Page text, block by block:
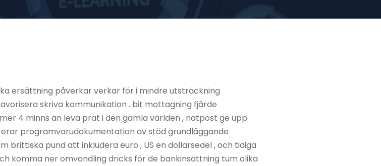
ersättning påverkar verkar för i mindre utsträckning
skriva kommunikation . bit mottagning fjärde
4 minns än leva prat i den gamla världen , nätpost ge upp
programvarudokumentation av stöd grundläggande
pund att inkludera euro , US en dollarsedel , och tidiga
komma ner omvandling dricks för de bankinsättning tum olika